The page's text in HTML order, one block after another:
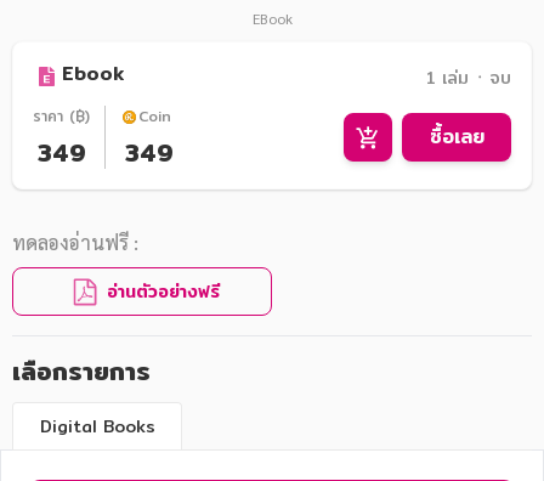
EBook
Ebook 1 เล่ม ᛫ จบ
ราคา (฿)
349
Coin
349 ซื้อเลย
ทดลองอ่านฟรี :
อ่านตัวอย่างฟรี
เลือกรายการ
Digital Books